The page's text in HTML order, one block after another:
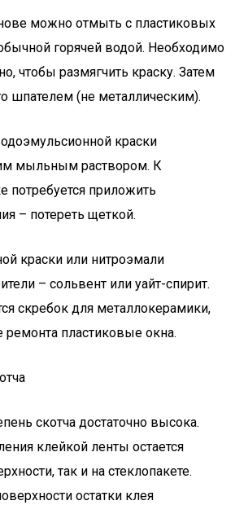
можно отмыть с пластиковых
горячей водой. Необходимо
чтобы размягчить краску. Затем
шпателем (не металлическим).
краски
мыльным раствором. К
потребуется приложить
– потереть щеткой.
краски или нитроэмали
– сольвент или уайт-спирит.
скребок для металлокерамики,
ремонта пластиковые окна.
скотча достаточно высока.
клейкой ленты остается
так и на стеклопакете.
остатки клея